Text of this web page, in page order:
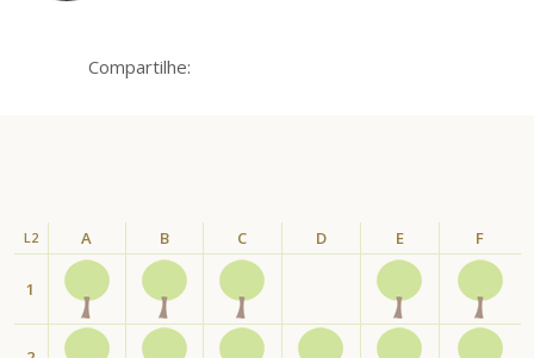
Compartilhe:
L2 A B C D E F
1